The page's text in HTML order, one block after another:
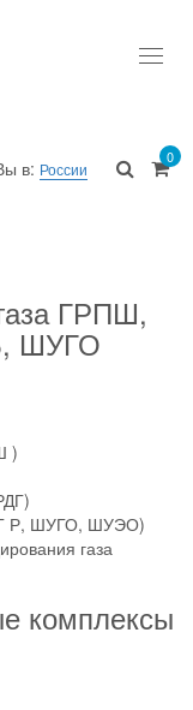
в: России
0
ГРПШ,
ШУГО
)
Р, ШУГО, ШУЭО)
газа
комплексы